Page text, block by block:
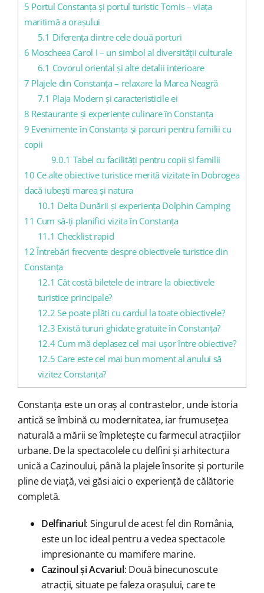
5 Portul Constanța și portul turistic Tomis – viața
maritimă a orașului
5.1 Diferența dintre cele două porturi
6 Moscheea Carol I – un simbol al diversității culturale
6.1 Covorul oriental și alte detalii interioare
7 Plajele din Constanța – relaxare la Marea Neagră
7.1 Plaja Modern și caracteristicile ei
8 Restaurante și experiențe culinare în Constanța
9 Evenimente în Constanța și parcuri pentru familii cu
copii
9.0.1 Tabel cu facilități pentru copii și familii
10 Ce alte obiective turistice merită vizitate în Dobrogea
dacă iubești marea și natura
10.1 Delta Dunării și experiența Dolphin Camping
11 Cum să-ți planifici vizita în Constanța
11.1 Checklist rapid
12 Întrebări frecvente despre obiectivele turistice din
Constanța
12.1 Cât costă biletele de intrare la obiectivele
turistice principale?
12.2 Se poate plăti cu cardul la toate obiectivele?
12.3 Există tururi ghidate gratuite în Constanța?
12.4Cum mă deplasez cel mai ușor între obiective?
12.5 Care este cel mai bun moment al anului să
vizitez Constanța?
Constanța este un oraș al contrastelor, unde istoria
antică se îmbină cu modernitatea, iar frumusețea
naturală a mării se împletește cu farmecul atracțiilor
urbane. De la spectacolele cu delfini și arhitectura
unică a Cazinoului, până la plajele însorite și porturile
pline de viață, vei găsi aici o experiență de călătorie
completă.
Delfinariul: Singurul de acest fel din România,
este un loc ideal pentru a vedea spectacole
impresionante cu mamifere marine.
Cazinoul și Acvariul: Două binecunoscute
atracții, situate pe faleza orașului, care te